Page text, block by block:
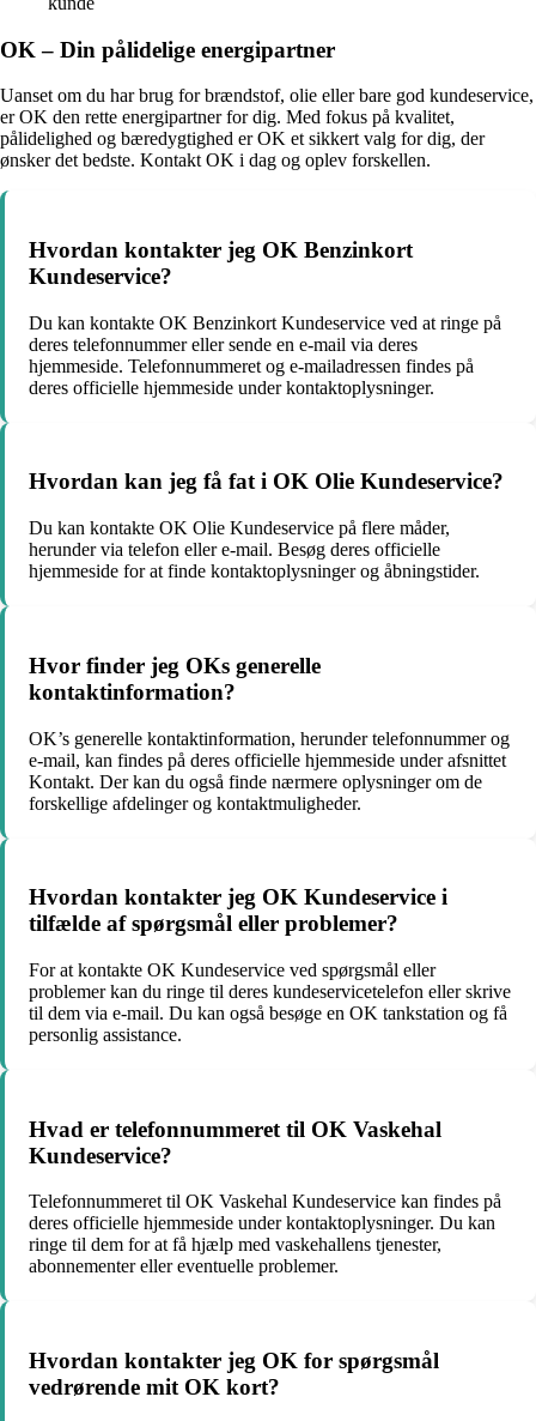
OK – Din pålidelige energipartner
Uanset om du har brug for brændstof, olie eller bare god kundeservice,
er OK den rette energipartner for dig. Med fokus på kvalitet,
pålidelighed og bæredygtighed er OK et sikkert valg for dig, der
ønsker det bedste. Kontakt OK i dag og oplev forskellen.
Hvordan kontakter jeg OK Benzinkort
Kundeservice?
Du kan kontakte OK Benzinkort Kundeservice ved at ringe på
deres telefonnummer eller sende en e-mail via deres
hjemmeside. Telefonnummeret og e-mailadressen findes på
deres officielle hjemmeside under kontaktoplysninger.
Hvordan kan jeg få fat i OK Olie Kundeservice?
Du kan kontakte OK Olie Kundeservice på flere måder,
herunder via telefon eller e-mail. Besøg deres officielle
hjemmeside for at finde kontaktoplysninger og åbningstider.
Hvor finder jeg OKs generelle
kontaktinformation?
OK’s generelle kontaktinformation, herunder telefonnummer og
e-mail, kan findes på deres officielle hjemmeside under afsnittet
Kontakt. Der kan du også finde nærmere oplysninger om de
forskellige afdelinger og kontaktmuligheder.
Hvordan kontakter jeg OK Kundeservice i
tilfælde af spørgsmål eller problemer?
For at kontakte OK Kundeservice ved spørgsmål eller
problemer kan du ringe til deres kundeservicetelefon eller skrive
til dem via e-mail. Du kan også besøge en OK tankstation og få
personlig assistance.
Hvad er telefonnummeret til OK Vaskehal
Kundeservice?
Telefonnummeret til OK Vaskehal Kundeservice kan findes på
deres officielle hjemmeside under kontaktoplysninger. Du kan
ringe til dem for at få hjælp med vaskehallens tjenester,
abonnementer eller eventuelle problemer.
Hvordan kontakter jeg OK for spørgsmål
vedrørende mit OK kort?